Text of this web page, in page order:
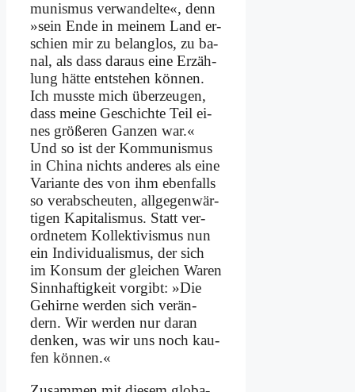
mu­nis­mus ver­wan­del­te«, denn
»sein En­de in mei­nem Land er­
schien mir zu be­lang­los, zu ba­
nal, als dass dar­aus ei­ne Er­zäh­
lung hät­te ent­ste­hen kön­nen.
Ich muss­te mich über­zeu­gen,
dass mei­ne Ge­schich­te Teil ei­
nes grö­ße­ren Gan­zen war.«
Und so ist der Kom­mu­nis­mus
in Chi­na nichts an­de­res als ei­ne
Va­ri­an­te des von ihm eben­falls
so ver­ab­scheu­ten, all­ge­gen­wär­
ti­gen Ka­pi­ta­lis­mus. Statt ver­
ord­ne­tem Kol­lek­ti­vis­mus nun
ein In­di­vi­dua­lis­mus, der sich
im Kon­sum der glei­chen Wa­ren
Sinn­haf­tig­keit vor­gibt: »Die
Ge­hir­ne wer­den sich ver­än­
dern. Wir wer­den nur dar­an
den­ken, was wir uns noch kau­
fen kön­nen.«